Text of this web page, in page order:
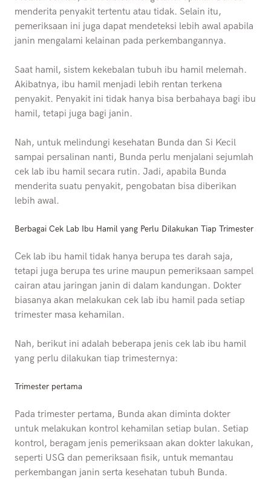
menderita penyakit tertentu atau tidak. Selain itu,
pemeriksaan ini juga dapat mendeteksi lebih awal apabila
janin mengalami kelainan pada perkembangannya.
Saat hamil, sistem kekebalan tubuh ibu hamil melemah.
Akibatnya, ibu hamil menjadi lebih rentan terkena
penyakit. Penyakit ini tidak hanya bisa berbahaya bagi ibu
hamil, tetapi juga bagi janin.
Nah, untuk melindungi kesehatan Bunda dan Si Kecil
sampai persalinan nanti, Bunda perlu menjalani sejumlah
cek lab ibu hamil secara rutin. Jadi, apabila Bunda
menderita suatu penyakit, pengobatan bisa diberikan
lebih awal.
Berbagai Cek Lab Ibu Hamil yang Perlu Dilakukan Tiap Trimester
Cek lab ibu hamil tidak hanya berupa tes darah saja,
tetapi juga berupa tes urine maupun pemeriksaan sampel
cairan atau jaringan janin di dalam kandungan. Dokter
biasanya akan melakukan cek lab ibu hamil pada setiap
trimester masa kehamilan.
Nah, berikut ini adalah beberapa jenis cek lab ibu hamil
yang perlu dilakukan tiap trimesternya:
Trimester pertama
Pada trimester pertama, Bunda akan diminta dokter
untuk melakukan kontrol kehamilan setiap bulan. Setiap
kontrol, beragam jenis pemeriksaan akan dokter lakukan,
seperti USG dan pemeriksaan fisik, untuk memantau
perkembangan janin serta kesehatan tubuh Bunda.